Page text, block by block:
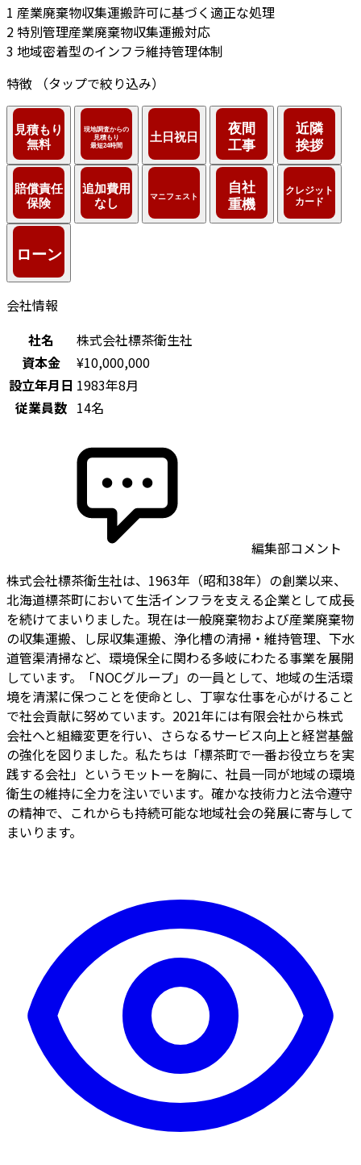
1 産業廃棄物収集運搬許可に基づく適正な処理
2 特別管理産業廃棄物収集運搬対応
3 地域密着型のインフラ維持管理体制
特徴
（タップで絞り込み）
会社情報
社名
株式会社標茶衛生社
資本金
¥10,000,000
設立年月日 1983年8月
従業員数 14名
編集部コメント
株式会社標茶衛生社は、1963年（昭和38年）の創業以来、
北海道標茶町において生活インフラを支える企業として成長
を続けてまいりました。現在は一般廃棄物および産業廃棄物
の収集運搬、し尿収集運搬、浄化槽の清掃・維持管理、下水
道管渠清掃など、環境保全に関わる多岐にわたる事業を展開
しています。「NOCグループ」の一員として、地域の生活環
境を清潔に保つことを使命とし、丁寧な仕事を心がけること
で社会貢献に努めています。2021年には有限会社から株式
会社へと組織変更を行い、さらなるサービス向上と経営基盤
の強化を図りました。私たちは「標茶町で一番お役立ちを実
践する会社」というモットーを胸に、社員一同が地域の環境
衛生の維持に全力を注いでいます。確かな技術力と法令遵守
の精神で、これからも持続可能な地域社会の発展に寄与して
まいります。